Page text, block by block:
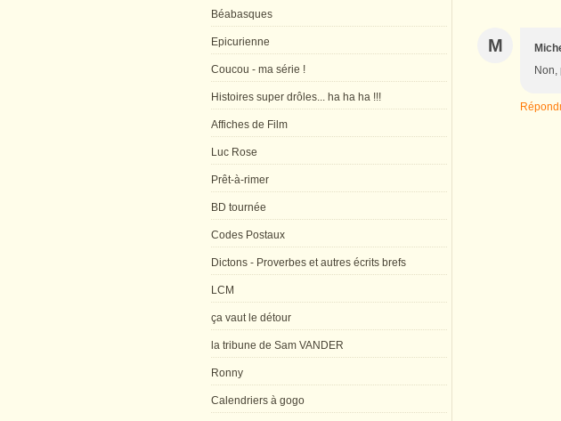
Béabasques
Epicurienne
Coucou - ma série !
Histoires super drôles... ha ha ha !!!
Affiches de Film
Luc Rose
Prêt-à-rimer
BD tournée
Codes Postaux
Dictons - Proverbes et autres écrits brefs
LCM
ça vaut le détour
la tribune de Sam VANDER
Ronny
Calendriers à gogo
M
Non,